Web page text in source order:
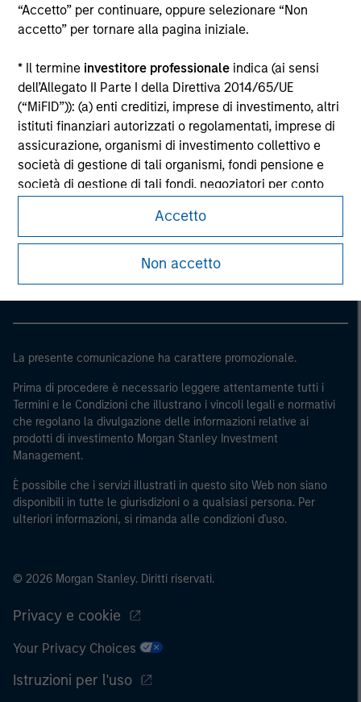
“Accetto” per continuare, oppure selezionare “Non
accetto” per tornare alla pagina iniziale.
* Il termine investitore professionale indica (ai sensi
dell’Allegato II Parte I della Direttiva 2014/65/UE
(“MiFID”)): (a) enti creditizi, imprese di investimento, altri
istituti finanziari autorizzati o regolamentati, imprese di
assicurazione, organismi di investimento collettivo e
società di gestione di tali organismi, fondi pensione e
società di gestione di tali fondi, negoziatori per conto
le imprese di grandi dimensioni che ottemperano, a
livello di singola società, ad almeno due dei seguenti
criteri dimensionali: (i) totale di bilancio: EUR 20 milioni,
(ii) fatturato netto: EUR 40 milioni o (iii) fondi propri: EUR
2 milioni, che agiscono per proprio conto; o (c) i governi
nazionali e regionali, compresi gli enti pubblici incaricati
regionale, le banche centrali, le istituzioni internazionali
la BEI e altre organizzazioni internazionali analoghe, che
agiscono per proprio conto.
Si osservi che la definizione di Investitore professionale
di regolamentazione del paese da cui si accede al sito
web.
Accetto
Non accetto
Morgan Stanley Careers
La presente comunicazione ha carattere promozionale.
Prima di procedere è necessario leggere attentamente tutti i
Termini e le Condizioni che illustrano i vincoli legali e normativi
che regolano la divulgazione delle informazioni relative ai
prodotti di investimento Morgan Stanley Investment
Management.
È possibile che i servizi illustrati in questo sito Web non siano
disponibili in tutte le giurisdizioni o a qualsiasi persona. Per
ulteriori informazioni, si rimanda alle condizioni d'uso.
© 2026 Morgan Stanley. Diritti riservati.
Privacy e cookie
Your Privacy Choices
Istruzioni per l'uso